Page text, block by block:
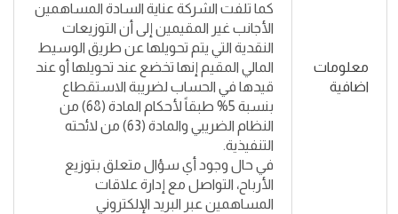
معلومات
اضافية
كما تلفت الشركة عناية السادة المساهمين
الأجانب غير المقيمين إلى أن التوزيعات
النقدية التي يتم تحويلها عن طريق الوسيط
المالي المقيم إنها تخضع عند تحويلها أو عند
قيدها في الحساب لضريبة الاستقطاع
بنسبة 5% طبقاً لأحكام المادة (68) من
النظام الضريبي والمادة (63) من لائحته
التنفيذية.
في حال وجود أي سؤال متعلق بتوزيع
الأرباح، التواصل مع إدارة علاقات
المساهمين عبر البريد الإلكتروني